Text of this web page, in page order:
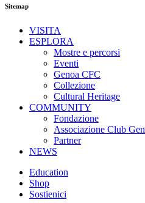
Sitemap
VISITA
ESPLORA
Mostre e percorsi
Eventi
Genoa CFC
Collezione
Cultural Heritage
COMMUNITY
Fondazione
Associazione Club
Partner
NEWS
Education
Shop
Sostienici